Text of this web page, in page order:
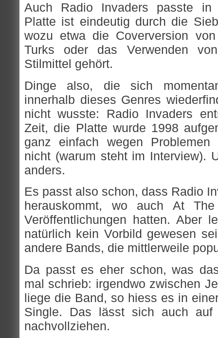
Auch Radio Invaders passte in
Platte ist eindeutig durch die
wozu etwa die Coverversion
Turks oder das Verwenden
Stilmittel gehört.
Dinge also, die sich
innerhalb dieses Genres
nicht wusste: Radio Invaders
Zeit, die Platte wurde 1998
ganz einfach wegen
nicht (warum steht im Interview).
anders.
Es passt also schon, dass Radio
herauskommt, wo auch At
Veröffentlichungen hatten. Aber
natürlich kein Vorbild gewesen
andere Bands, die mittlerweile
Da passt es eher schon, was
mal schrieb: irgendwo zwischen
liege die Band, so hiess es in
Single. Das lässt sich auch auf
nachvollziehen.